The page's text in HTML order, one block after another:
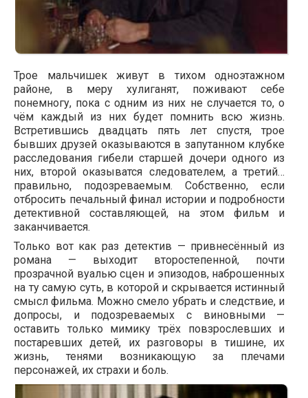
Трое мальчишек живут в тихом одноэтажном
районе, в меру хулиганят, поживают себе
понемногу, пока с одним из них не случается то, о
чём каждый из них будет помнить всю жизнь.
Встретившись двадцать пять лет спустя, трое
бывших друзей оказываются в запутанном клубке
расследования гибели старшей дочери одного из
них, второй оказыватся следователем, а третий…
правильно, подозреваемым. Собственно, если
отбросить печальный финал истории и подробности
детективной составляющей, на этом фильм и
заканчивается.
Только вот как раз детектив — привнесённый из
романа — выходит второстепенной, почти
прозрачной вуалью сцен и эпизодов, наброшенных
на ту самую суть, в которой и скрывается истинный
смысл фильма. Можно смело убрать и следствие, и
допросы, и подозреваемых с виновными —
оставить только мимику трёх повзрослевших и
постаревших детей, их разговоры в тишине, их
жизнь, тенями возникающую за плечами
персонажей, их страхи и боль.